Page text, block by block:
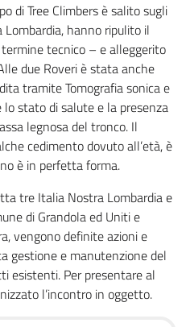
di Tree Climbers è salito sugli
hanno ripulito il
tecnico – e alleggerito
due Roveri è stata anche
tramite Tomografia sonica e
stato di salute e la presenza
legnosa del tronco. Il
cedimento dovuto all’età, è
è in perfetta forma.
tre Italia Nostra Lombardia e
di Grandola ed Uniti e
vengono definite azioni e
gestione e manutenzione del
esistenti. Per presentare al
l’incontro in oggetto.